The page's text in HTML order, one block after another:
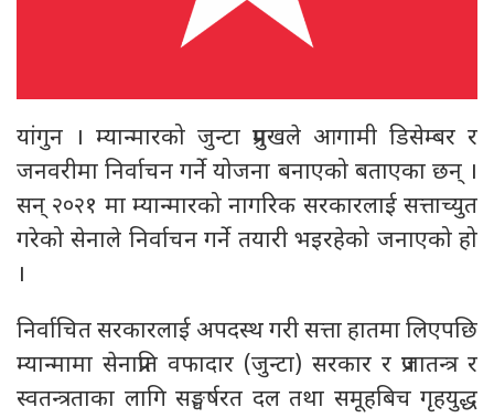
यांगुन । म्यान्मारको जुन्टा प्रमुखले आगामी डिसेम्बर र
जनवरीमा निर्वाचन गर्ने योजना बनाएको बताएका छन् ।
सन् २०२१ मा म्यान्मारको नागरिक सरकारलाई सत्ताच्युत
गरेको सेनाले निर्वाचन गर्ने तयारी भइरहेको जनाएको हो
।
निर्वाचित सरकारलाई अपदस्थ गरी सत्ता हातमा लिएपछि
म्यान्मामा सेनाप्रति वफादार (जुन्टा) सरकार र प्रजातन्त्र र
स्वतन्त्रताका लागि सङ्घर्षरत दल तथा समूहबिच गृहयुद्ध